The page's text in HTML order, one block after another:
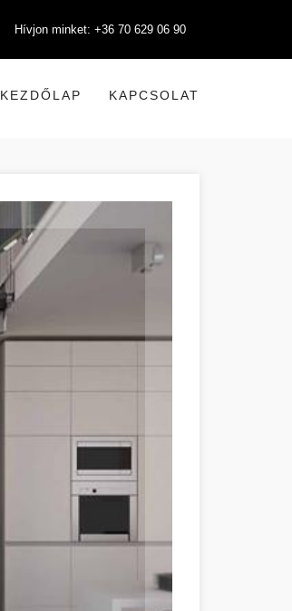
Hívjon minket: +36 70 629 06 90
KEZDŐLAP KAPCSOLAT